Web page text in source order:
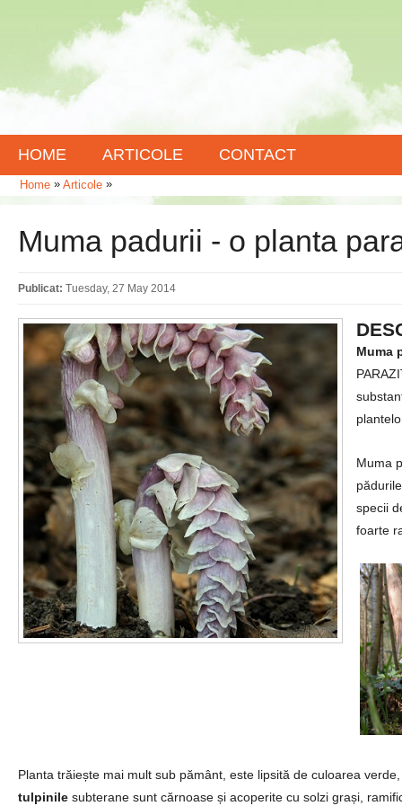
HOME ARTICOLE CONTACT
Home » Articole »
Muma padurii - o planta
Publicat: Tuesday, 27 May 2014
Muma
Muma
specii
foarte
Planta trăiește mai mult sub pământ, este lipsită de culoarea
tulpinile subterane sunt cărnoase și acoperite cu solzi grași,